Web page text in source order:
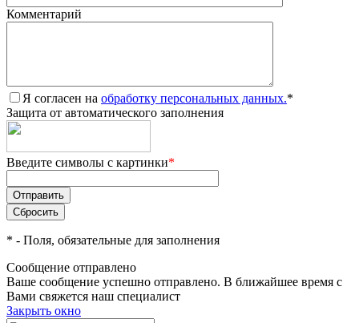
Комментарий
Я согласен на обработку персональных данных.*
Защита от автоматического заполнения
Введите символы с картинки*
* - Поля, обязательные для заполнения
Сообщение отправлено
Ваше сообщение успешно отправлено. В ближайшее время с
Вами свяжется наш специалист
Закрыть окно